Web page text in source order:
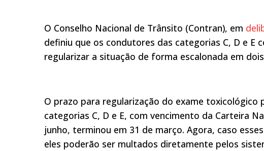
O Conselho Nacional de Trânsito (Contran), em
definiu que os condutores das categorias C, D e E
regularizar a situação de forma escalonada em
O prazo para regularização do exame
categorias C, D e E, com vencimento da Carteira
junho, terminou em 31 de março. Agora, caso
eles poderão ser multados diretamente pelos